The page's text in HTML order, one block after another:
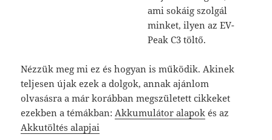
ami sokáig szolgál
minket, ilyen az EV-
Peak C3 töltő.
Nézzük meg mi ez és hogyan is működik. Akinek
teljesen újak ezek a dolgok, annak ajánlom
olvasásra a már korábban megszületett cikkeket
ezekben a témákban:Akkumulátor alapok és az
Akkutöltés alapjai